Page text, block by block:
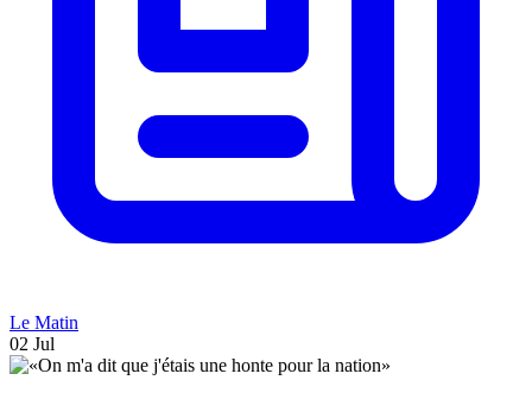
Le Matin
02 Jul